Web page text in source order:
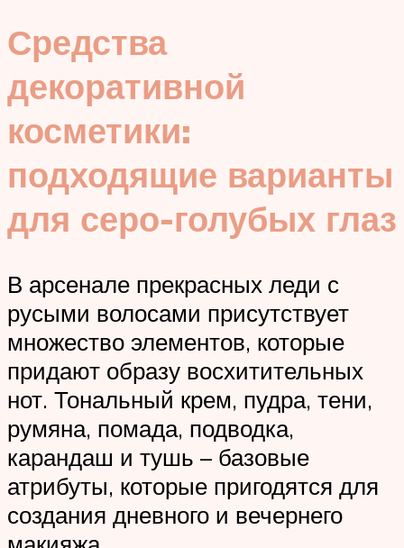
Средства
декоративной
косметики:
подходящие варианты
для серо-голубых глаз
В арсенале прекрасных леди с
русыми волосами присутствует
множество элементов, которые
придают образу восхитительных
нот. Тональный крем, пудра, тени,
румяна, помада, подводка,
карандаш и тушь – базовые
атрибуты, которые пригодятся для
создания дневного и вечернего